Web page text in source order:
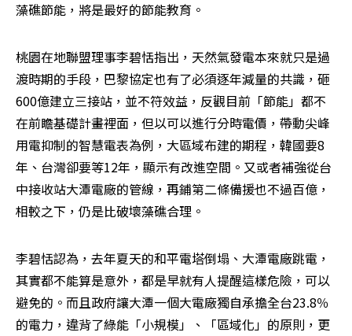
藻礁節能，將是最好的節能教育。
桃園在地聯盟理事李碧恬指出，天然氣發電本來就只是過
渡時期的手段，巴黎協定也有了必須逐年減量的共識，砸
600億建立三接站，並不符效益，反觀目前「節能」都不
在前瞻基礎計畫裡面，但以可以進行分時電價，帶動尖峰
用電抑制的智慧電表為例，大區域布建的期程，韓國要8
年、台灣卻要等12年，顯示有改進空間。又或者補強從台
中接收站大潭電廠的管線，再鋪第二條備援也不過百億，
相較之下，仍是比破壞藻礁合理。
李碧恬認為，去年夏天的和平電塔倒塌、大潭電廠跳電，
其實都不能算是意外，都是早就有人提醒這樣危險，可以
避免的。而且政府讓大潭一個大電廠獨自承擔全台23.8％
的電力，違背了綠能「小規模」、「區域化」的原則，更